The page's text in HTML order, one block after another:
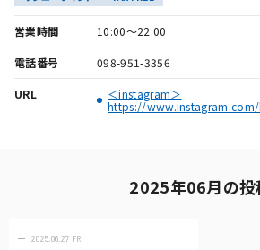
営業時間 10:00～22:00
電話番号 098-951-3356
URL
＜instagram＞
https://
2025年06月の投
2025.06.27 FRI